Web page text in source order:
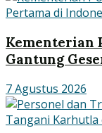
Kementerian
Gantung
7 Agustus 2026